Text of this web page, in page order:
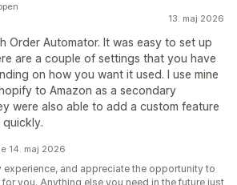
13. maj 2026
Order Automator. It was easy to set up
are a couple of settings that you have
on how you want it used. I use mine
to Amazon as a secondary
were also able to add a custom feature
quickly.
14. maj 2026
experience, and appreciate the opportunity to
you. Anything else you need in the future just